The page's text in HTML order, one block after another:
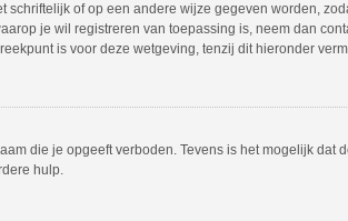
schriftelijk of op een andere wijze gegeven worden,
je wil registreren van toepassing is, neem dan
is voor deze wetgeving, tenzij dit hieronder
die je opgeeft verboden. Tevens is het mogelijk
hulp.